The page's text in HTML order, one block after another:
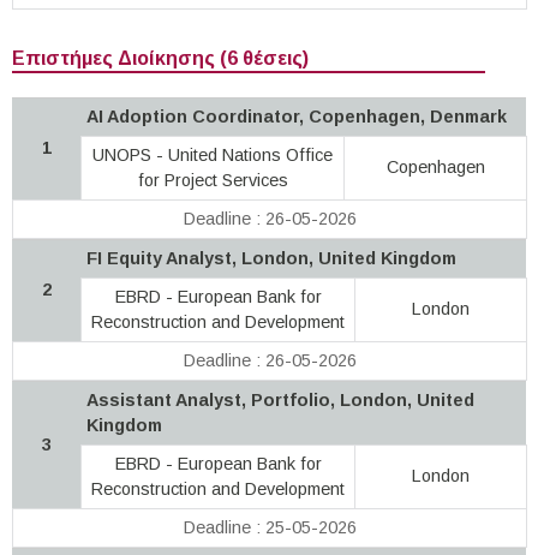
Επιστήμες Διοίκησης (6 θέσεις)
1
AI Adoption Coordinator, Copenhagen, Denmark
UNOPS - United Nations Office
for Project Services
Copenhagen
Deadline : 26-05-2026
2
FI Equity Analyst, London, United Kingdom
EBRD - European Bank for
Reconstruction and Development
London
Deadline : 26-05-2026
3
Assistant Analyst, Portfolio, London, United
Kingdom
EBRD - European Bank for
Reconstruction and Development
London
Deadline : 25-05-2026